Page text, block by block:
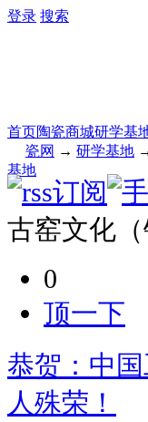
登录 搜索
首页陶瓷商城研学基
瓷网 → 研学基地
基地
古窑文化
0
顶一下
恭贺：中
人殊荣！